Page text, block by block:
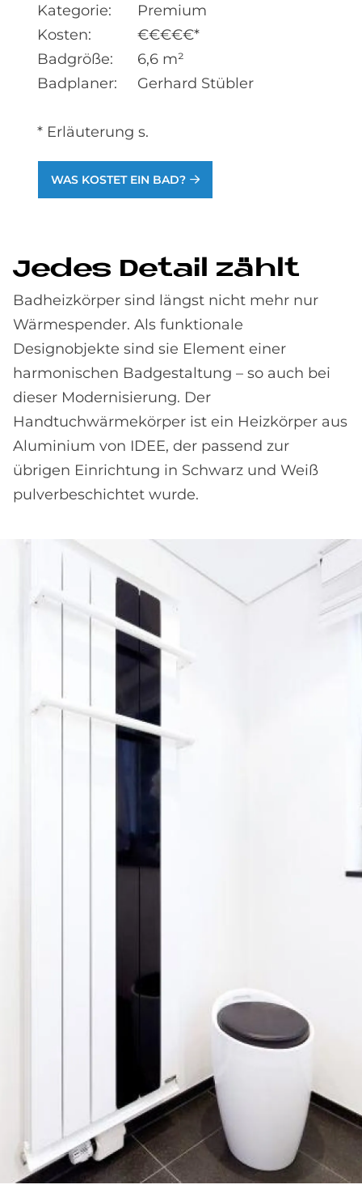
Kategorie:
Premium
Kosten:
€€€€€*
Badgröße:
6,6 m²
Badplaner: Gerhard Stübler
* Erläuterung s.
WAS KOSTET EIN BAD?
Je­des De­tail zählt
Badheizkörper sind längst nicht mehr nur
Wärmespender. Als funktionale
Designobjekte sind sie Element einer
harmonischen Badgestaltung – so auch bei
dieser Modernisierung. Der
Handtuchwärmekörper ist ein Heizkörper aus
Aluminium von IDEE, der passend zur
übrigen Einrichtung in Schwarz und Weiß
pulverbeschichtet wurde.